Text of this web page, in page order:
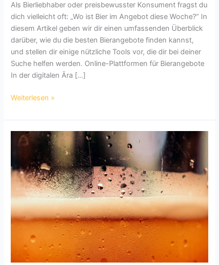
Als Bierliebhaber oder preisbewusster Konsument fragst du
dich vielleicht oft: „Wo ist Bier im Angebot diese Woche?“ In
diesem Artikel geben wir dir einen umfassenden Überblick
darüber, wie du die besten Bierangebote finden kannst,
und stellen dir einige nützliche Tools vor, die dir bei deiner
Suche helfen werden. Online-Plattformen für Bierangebote
In der digitalen Ära […]
Wo
Bier
im
Angebot
diese
Woche?
Ein
umfassender
Leitfaden
Weiterlesen »